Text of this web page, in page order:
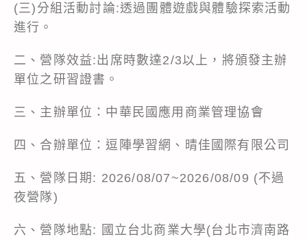
(三)分組活動討論:透過團體遊戲與體驗探索活動
進行。
二、營隊效益:出席時數達2/3以上，將頒發主辦
單位之研習證書。
三、主辦單位：中華民國應用商業管理協會
四、合辦單位：逗陣學習網、晴佳國際有限公司
五、營隊日期: 2026/08/07~2026/08/09 (不過
夜營隊)
六、營隊地點: 國立台北商業大學(台北市濟南路